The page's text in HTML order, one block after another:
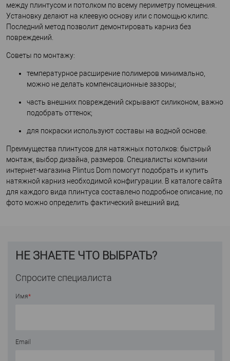
между плинтусом и потолком по всему периметру помещения.
Установку делают на клеевую основу или с помощью клипс.
Последний метод позволит демонтировать карниз без
повреждений.
Советы по монтажу:
температурное расширение полимеров минимально,
можно не делать компенсационные зазоры;
часть внешних повреждений скрывают силиконом, важно
подобрать оттенок;
для покраски используют составы на водной основе.
Преимущества плинтусов для натяжных потолков: быстрый
монтаж, выбор дизайна, размеров. Специалисты компании
интернет-магазина Plintus Dom помогут подобрать и купить
натяжной карниз необходимой конфигурации. В каталоге сайта
для каждого вида плинтуса составлено подробное описание, по
фото можно определить фактический внешний вид.
НЕ ЗНАЕТЕ ЧТО ВЫБРАТЬ?
Спросите специалиста
Имя*
Email